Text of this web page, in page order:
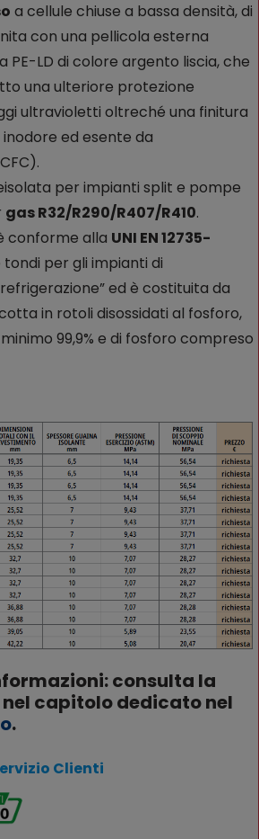
a cellule chiuse a bassa densità, di
con una pellicola esterna
PE-LD di colore argento liscia, che
una ulteriore protezione
ultravioletti oltreché una finitura
ed esente da
per impianti split e pompe
gas R32/R290/R407/R410.
conforme alla UNI EN 12735-
tondi per gli impianti di
ed è costituita da
in rotoli disossidati al fosforo,
99,9% e di fosforo compreso
consulta la
capitolo dedicato nel
.
Clienti